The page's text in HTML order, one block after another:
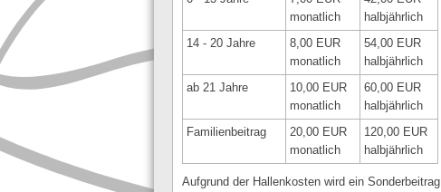
monatlich
halbjährlich
14 - 20 Jahre
8,00 EUR
monatlich
54,00 EUR
halbjährlich
ab 21 Jahre
10,00 EUR
monatlich
60,00 EUR
halbjährlich
Familienbeitrag
20,00 EUR
monatlich
120,00 EUR
halbjährlich
Aufgrund der Hallenkosten wird ein Sonderbeitrag